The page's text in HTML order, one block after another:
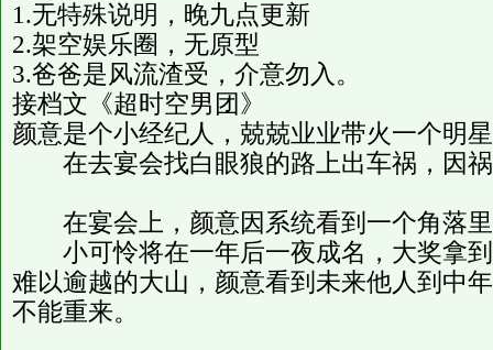
1.无特殊说明，晚九点更新
2.架空娱乐圈，无原型
3.爸爸是风流渣受，介意勿入。
接档文《超时空男团》
颜意是个小经纪人，兢兢业业带火一个明
在去宴会找白眼狼的路上出车祸，因祸
在宴会上，颜意因系统看到一个角落里
小可怜将在一年后一夜成名，大奖拿到
难以逾越的大山，颜意看到未来他人到中
不能重来。